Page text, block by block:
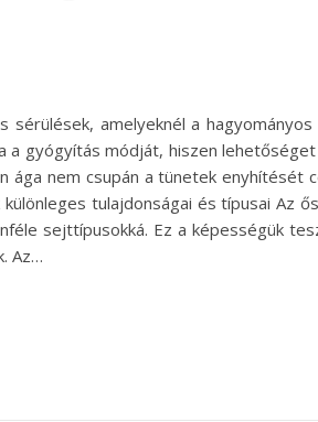
amelyeknél a
gyógyítás módját, hiszen lehetőséget
ága nem csupán a tünetek enyhítését
tulajdonságai és típusai Az
sejttípusokká. Ez a képességük
Az…